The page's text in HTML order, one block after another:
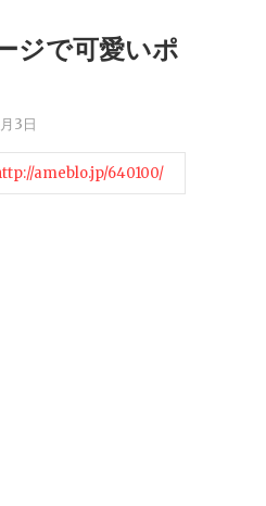
ジで可愛いポ
3日
ameblo.jp/640100/